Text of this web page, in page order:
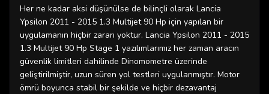
Her ne kadar aksi düşünülse de bilinçli olarak Lancia
Ypsilon 2011 - 2015 1.3 Multijet 90 Hp için yapılan bir
uygulamanın hiçbir zararı yoktur. Lancia Ypsilon 2011 - 2015
1.3 Multijet 90 Hp Stage 1 yazılımlarımız her zaman aracın
güvenlik limitleri dahilinde Dinomometre üzerinde
geliştirilmiştir, uzun süren yol testleri uygulanmıştır. Motor
ömrü boyunca stabil bir şekilde ve hiçbir dezavantaj